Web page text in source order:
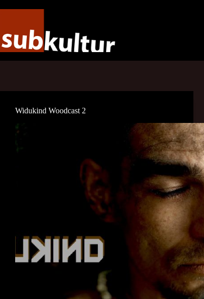
Widukind Woodcast 2